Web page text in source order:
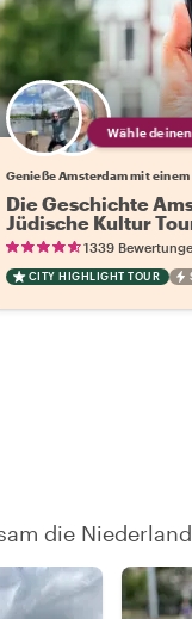
Wähle
Genieße Amsterdam mit
Die Geschichte
Jüdische Kultur
1339
CITY HIGHLIGHT TOUR
die